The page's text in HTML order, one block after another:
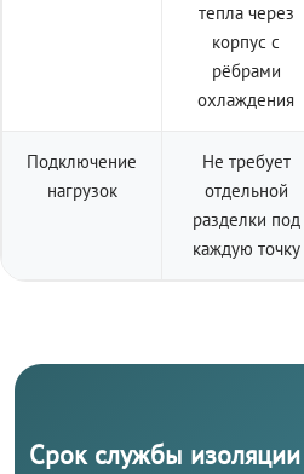
тепла через
корпус с
рёбрами
охлаждения
Подключение
нагрузок
Не требует
отдельной
разделки под
каждую точку
Срок службы